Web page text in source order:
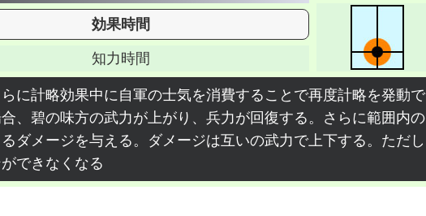
効果時間
知力時間
に計略効果中に自軍の士気を消費することで再度計略を発動で
、碧の味方の武力が上がり、兵力が回復する。さらに範囲内の
ダメージを与える。ダメージは互いの武力で上下する。ただし
できなくなる